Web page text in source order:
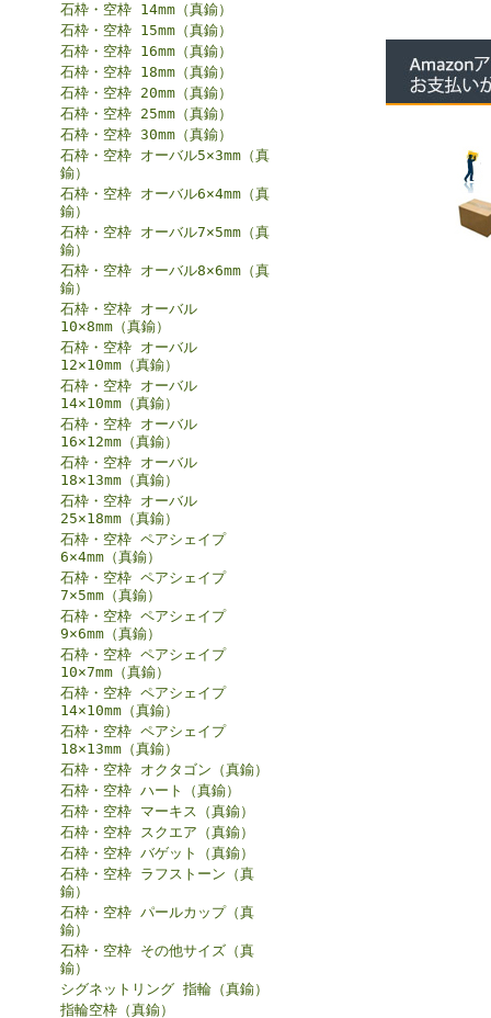
石枠・空枠 14mm（真鍮）
石枠・空枠 15mm（真鍮）
石枠・空枠 16mm（真鍮）
石枠・空枠 18mm（真鍮）
石枠・空枠 20mm（真鍮）
石枠・空枠 25mm（真鍮）
石枠・空枠 30mm（真鍮）
石枠・空枠 オーバル5×3mm（真
鍮）
石枠・空枠 オーバル6×4mm（真
鍮）
石枠・空枠 オーバル7×5mm（真
鍮）
石枠・空枠 オーバル8×6mm（真
鍮）
石枠・空枠 オーバル
10×8mm（真鍮）
石枠・空枠 オーバル
12×10mm（真鍮）
石枠・空枠 オーバル
14×10mm（真鍮）
石枠・空枠 オーバル
16×12mm（真鍮）
石枠・空枠 オーバル
18×13mm（真鍮）
石枠・空枠 オーバル
25×18mm（真鍮）
石枠・空枠 ペアシェイプ
6×4mm（真鍮）
石枠・空枠 ペアシェイプ
7×5mm（真鍮）
石枠・空枠 ペアシェイプ
9×6mm（真鍮）
石枠・空枠 ペアシェイプ
10×7mm（真鍮）
石枠・空枠 ペアシェイプ
14×10mm（真鍮）
石枠・空枠 ペアシェイプ
18×13mm（真鍮）
石枠・空枠 オクタゴン（真鍮）
石枠・空枠 ハート（真鍮）
石枠・空枠 マーキス（真鍮）
石枠・空枠 スクエア（真鍮）
石枠・空枠 バゲット（真鍮）
石枠・空枠 ラフストーン（真
鍮）
石枠・空枠 パールカップ（真
鍮）
石枠・空枠 その他サイズ（真
鍮）
シグネットリング 指輪（真鍮）
指輪空枠（真鍮）